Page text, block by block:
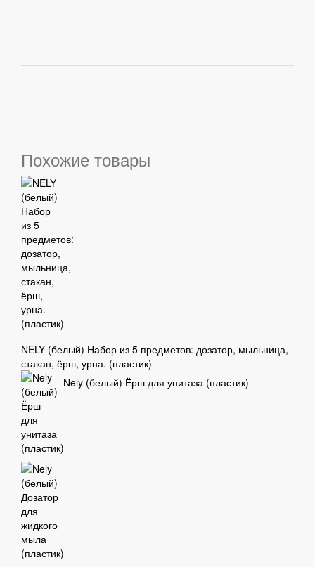
Похожие товары
NELY (белый) Набор из 5 предметов: дозатор, мыльница,
стакан, ёрш, урна. (пластик)
Nely (белый) Ёрш для унитаза (пластик)